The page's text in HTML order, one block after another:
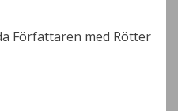
Författaren med Rötter